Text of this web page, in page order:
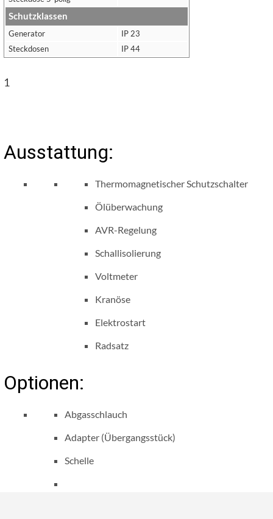
Schutzklassen
Generator
IP 23
Steckdosen
IP 44
1
Ausstattung:
Thermomagnetischer Schutzschalter
Ölüberwachung
AVR-Regelung
Schallisolierung
Voltmeter
Kranöse
Elektrostart
Radsatz
Optionen:
Abgasschlauch
Adapter (Übergangsstück)
Schelle